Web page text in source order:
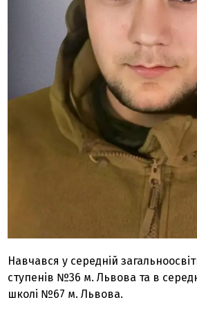
Навчався у середній
ступенів №36 м. Львова та в
школі №67 м. Львова.